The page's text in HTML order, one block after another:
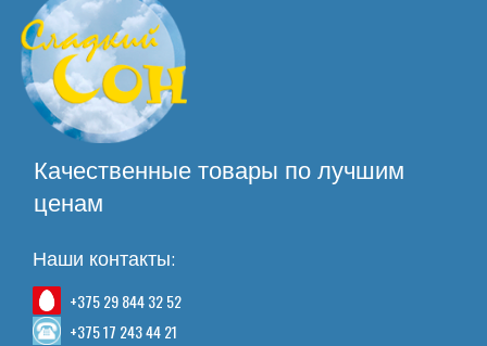
Качественные товары по лучшим
ценам
Наши контакты:
+375 29 844 32 52
+375 17 243 44 21